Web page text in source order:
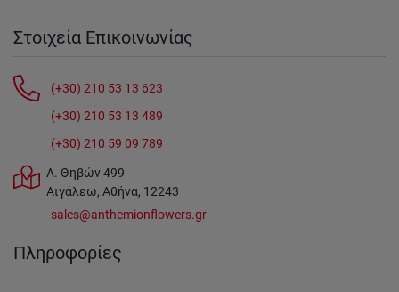
Στοιχεία Επικοινωνίας
(+30) 210 53 13 623
(+30) 210 53 13 489
(+30) 210 59 09 789
Λ. Θηβών 499
Αιγάλεω, Αθήνα, 12243
sales@anthemionflowers.gr
Πληροφορίες